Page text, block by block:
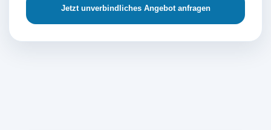
Jetzt unverbindliches Angebot anfragen